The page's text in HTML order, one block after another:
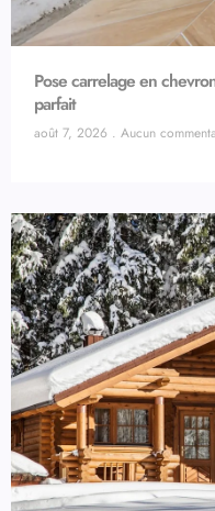
Pose carrelage en
parfait
août 7, 2026 Aucun